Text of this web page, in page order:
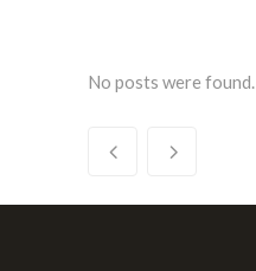
No posts were found.